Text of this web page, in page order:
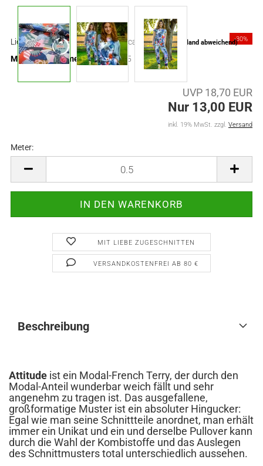
-30%
Lieferzeit: ca. 3-4 Tage(Ausland abweichend)
Mindestbestellmenge: 0,5
UVP 18,70 EUR
Nur 13,00 EUR
inkl. 19% MwSt. zzgl. Versand
Meter:
MIT LIEBE ZUGESCHNITTEN
VERSANDKOSTENFREI AB 80 €
Beschreibung
Attitude ist ein Modal-French Terry, der durch den
Modal-Anteil wunderbar weich fällt und sehr
angenehm zu tragen ist. Das ausgefallene,
großformatige Muster ist ein absoluter Hingucker:
Egal wie man seine Schnittteile anordnet, man erhält
immer ein Unikat und ein und derselbe Pullover kann
durch die Wahl der Kombistoffe und das Auslegen
des Schnittmusters total unterschiedlich aussehen.